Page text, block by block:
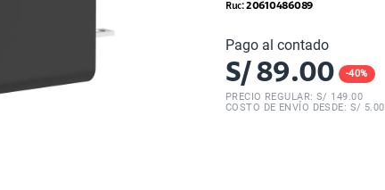
Ruc:20610486089
Pago al contado
S/ 89.00 -40%
PRECIO REGULAR: S/ 149.00
COSTO DE ENVÍO DESDE: S/ 5.00